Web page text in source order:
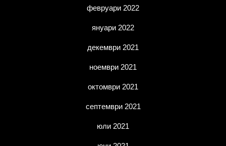
февруари 2022
януари 2022
декември 2021
ноември 2021
октомври 2021
септември 2021
юли 2021